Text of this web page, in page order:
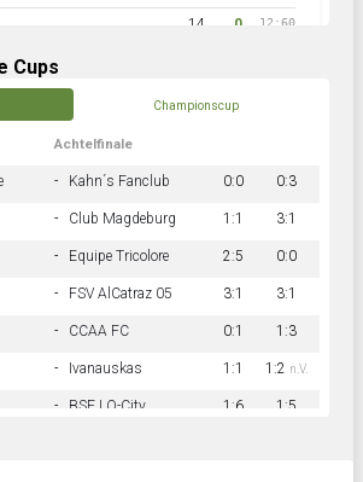
14 0 12:60
Cups
Championscup
Achtelfinale
- Kahn´s Fanclub 0:0 0:3
- Club Magdeburg 1:1 3:1
- Equipe Tricolore 2:5 0:0
- FSV AlCatraz 05 3:1 3:1
- CCAA FC 0:1 1:3
- Ivanauskas 1:1 1:2 n.V.
- BSF LO-City 1:6 1:5